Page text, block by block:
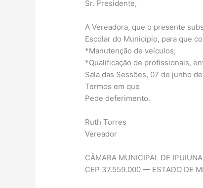
Sr. Presidente,
A Vereadora, que o presente
Escolar do Município, para que
*Manutenção de veículos;
*Qualificação de profissionais,
Sala das Sessões, 07 de junho de
Termos em que
Pede deferimento.
Ruth Torres
Vereador
CÂMARA MUNICIPAL DE IPUIUNA
CEP 37.559.000 — ESTADO DE